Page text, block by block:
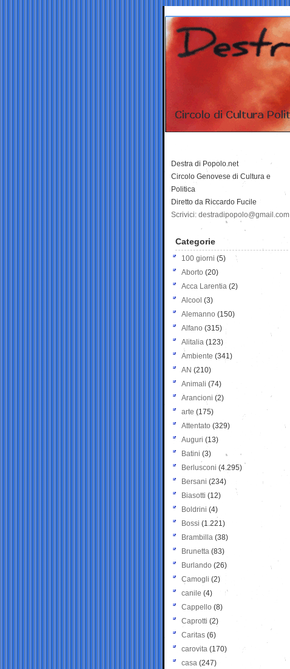
Destra di Popolo.net
Circolo Genovese di Cultura e
Politica
Diretto da Riccardo Fucile
Scrivici: destradipopolo@gmail.com
Categorie
100 giorni (5)
Aborto (20)
Acca Larentia (2)
Alcool (3)
Alemanno (150)
Alfano (315)
Alitalia (123)
Ambiente (341)
AN (210)
Animali (74)
Arancioni (2)
arte (175)
Attentato (329)
Auguri (13)
Batini (3)
Berlusconi (4.295)
Bersani (234)
Biasotti (12)
Boldrini (4)
Bossi (1.221)
Brambilla (38)
Brunetta (83)
Burlando (26)
Camogli (2)
canile (4)
Cappello (8)
Caprotti (2)
Caritas (6)
carovita (170)
casa (247)